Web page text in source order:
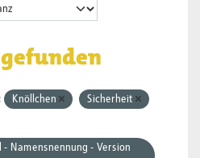
Knöllchen Sicherheit
Namensnennung - Version